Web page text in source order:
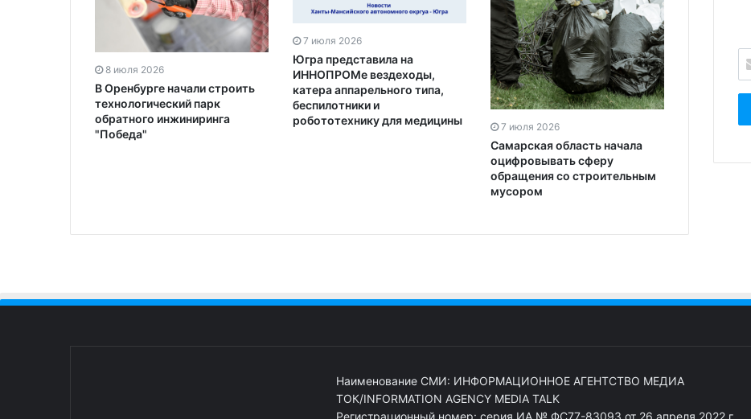
8 июля 2026
В Оренбурге начали строить
технологический парк
обратного инжиниринга
"Победа"
7 июля 2026
Югра представила на
ИННОПРОМе вездеходы,
катера аппарельного типа,
беспилотники и
робототехнику для медицины
7 июля 2026
Самарская область начала
оцифровывать сферу
обращения со строительным
мусором
Наименование СМИ: ИНФОРМАЦИОННОЕ АГЕНТСТВО МЕДИА
ТОК/INFORMATION AGENCY MEDIA TALK
Регистрационный номер: серия ИА № ФС77-83093 от 26 апреля 2022 г.